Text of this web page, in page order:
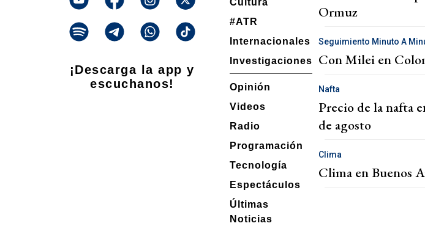
¡Descarga la app y
escuchanos!
Cultura
#ATR
Internacionales
Investigaciones
Opinión
Videos
Radio
Programación
Tecnología
Espectáculos
Últimas
Noticias
Ormuz
Seguimiento Minuto A
Con Milei en
Nafta
Precio de la nafta
de agosto
Clima
Clima en Buenos